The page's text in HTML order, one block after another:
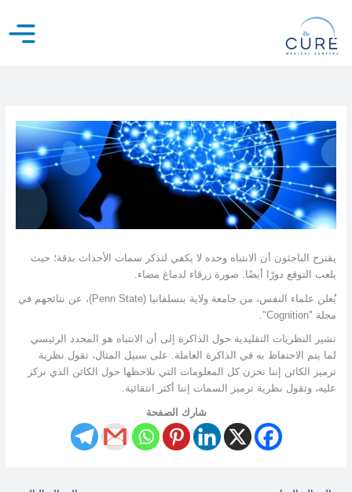
المحتوى
يقترح الباحثون أن الانتباه وحده لا يكفي لتذكر سمات الأحداث بدقة؛ حيث
يلعب التوقع دورًا أيضًا. صورة زرقاء لدماغ مضاء.
يُعلن علماء النفس، من جامعة ولاية بنسلفانيا (Penn State)، عن نتائجهم في
مجلة "Cognition".
تشير النظريات التقليدية حول الذاكرة إلى أن الانتباه هو المحدد الرئيسي
لما يتم الاحتفاظ به في الذاكرة العاملة. على سبيل المثال، تقول نظرية
ترميز الكائن إننا نخزن كل المعلومات التي نلاحظها حول الكائن الذي نركز
عليه، وتقول نظرية ترميز السمات إننا أكثر انتقائية.
شارك الصفحة